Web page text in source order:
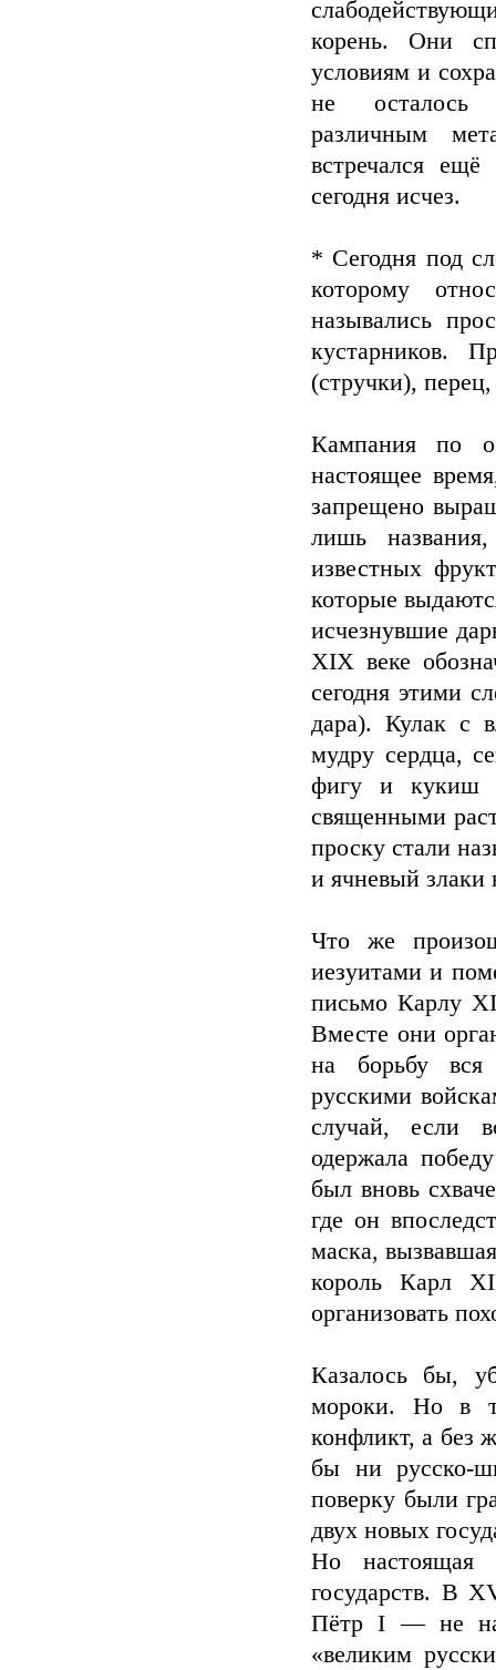
корень. Они
условиям и
не осталось
различным
встречался
сегодня исчез.
* Сегодня под
которому
назывались
кустарников.
(стручки),
Кампания по
настоящее
запрещено
лишь
известных
которые
исчезнувшие
XIX веке
сегодня этими
дара). Кулак с
мудру сердца,
фигу и кукиш
священными
проску стали
и ячневый злаки
Что же
иезуитами и
письмо Карлу
Вместе они
на борьбу вся
русскими
случай, если
одержала
был вновь
где он
маска,
король Карл
организовать
Казалось бы,
мороки. Но в
конфликт, а без
бы ни русско-
поверку были
двух новых
Но настоящая
государств. В
Пётр I — не
«великим